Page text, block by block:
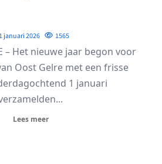
1 januari 2026 1565
– Het nieuwe jaar begon voor
Oost Gelre met een frisse
1 januari
Lees meer